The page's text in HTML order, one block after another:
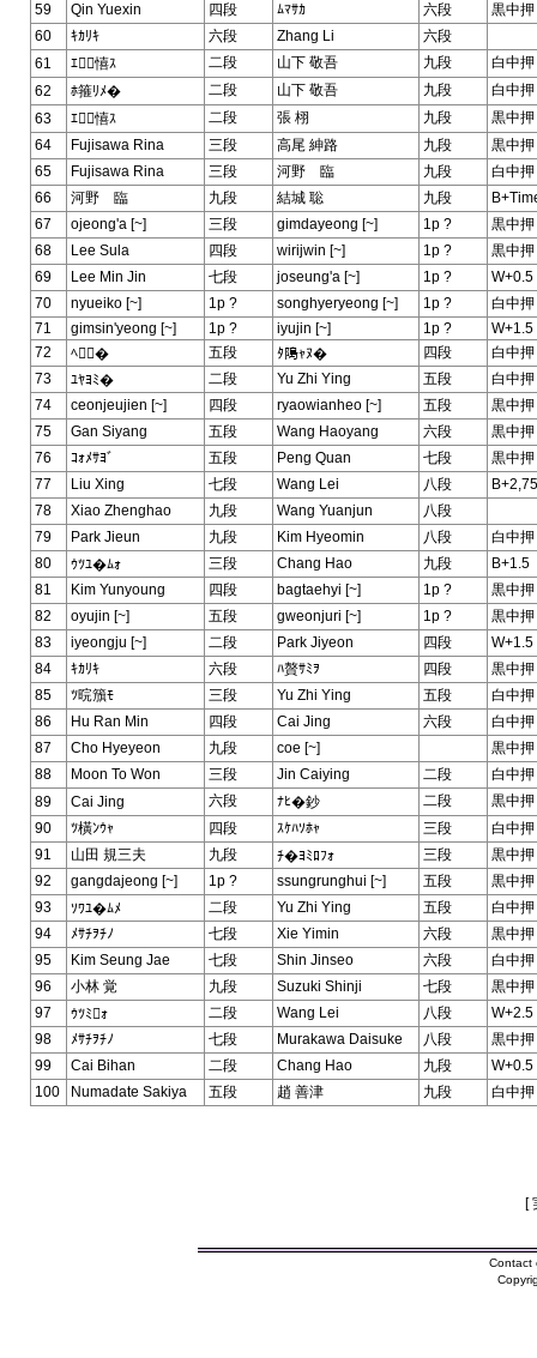
59
Qin Yuexin 四段 ﾑﾏｻｶ 六段
黒中
60
ｷｶﾘｷ 六段 Zhang Li
六段
61
ｴ憘ｽ 二段 山下 敬吾 九段
白中
62
ﾎ箍ﾘﾒ� 二段 山下 敬吾 九段
白中
63
ｴ憘ｽ 二段 張 栩 九段
黒中
64
Fujisawa Rina 三段 高尾 紳路 九段
黒中
65
Fujisawa Rina 三段 河野 臨 九段
白中
66
河野 臨 九段 結城 聡 九段
67
ojeong'a [~] 三段 gimdayeong [~] 1p ?
黒中
68
Lee Sula 四段 wirijwin [~] 1p ?
黒中
69
Lee Min Jin 七段 joseung'a [~] 1p ?
W+0.5
70
nyueiko [~] 1p ? songhyeryeong [~] 1p ?
白中
71
gimsin'yeong [~] 1p ? iyujin [~] 1p ?
W+1.5
72
ﾍ� 五段 ﾀ﨩ｬﾇ� 四段
白中
73
ﾕﾔﾖﾐ� 二段 Yu Zhi Ying 五段
白中
74
ceonjeujien [~] 四段 ryaowianheo [~] 五段
黒中
75
Gan Siyang 五段 Wang Haoyang 六段
黒中
76
ｺｫﾒｻﾖﾞ 五段 Peng Quan 七段
黒中
77
Liu Xing 七段 Wang Lei 八段
B+2,75
78
Xiao Zhenghao 九段 Wang Yuanjun
八段
79
Park Jieun 九段 Kim Hyeomin 八段
白中
80
ｳﾂﾕ�ﾑｫ 三段 Chang Hao 九段
B+1.5
81
Kim Yunyoung 四段 bagtaehyi [~] 1p ?
黒中
82
oyujin [~] 五段 gweonjuri [~] 1p ?
黒中
83
iyeongju [~] 二段 Park Jiyeon 四段
W+1.5
84
ｷｶﾘｷ 六段 ﾊ贅ｻﾐｦ 四段
黒中
85
ﾂ晥籏ﾓ 三段 Yu Zhi Ying 五段
白中
86
Hu Ran Min 四段 Cai Jing 六段
白中
87
Cho Hyeyeon 九段 coe [~]
黒中
88
Moon To Won 三段 Jin Caiying 二段
白中
89
Cai Jing 六段 ﾅﾋ�鈔 二段
黒中
90
ﾂ橫ﾝｳｬ 四段 ｽｹﾊｿﾎｬ 三段
白中
91
山田 規三夫 九段 ﾁ�ﾖﾐﾛﾌｫ 三段
黒中
92
gangdajeong [~] 1p ? ssungrunghui [~] 五段
黒中
93
ｿﾜﾕ�ﾑﾒ 二段 Yu Zhi Ying 五段
白中
94
ﾒｻﾁｦﾁﾉ 七段 Xie Yimin 六段
黒中
95
Kim Seung Jae 七段 Shin Jinseo 六段
白中
96
小林 覚 九段 Suzuki Shinji 七段
黒中
97
ｳﾂﾐｫ 二段 Wang Lei 八段
W+2.5
98
ﾒｻﾁｦﾁﾉ 七段 Murakawa Daisuke 八段
黒中
99
Cai Bihan 二段 Chang Hao 九段
W+0.5
100
Numadate Sakiya 五段 趙 善津 九段 白中
[
Contact